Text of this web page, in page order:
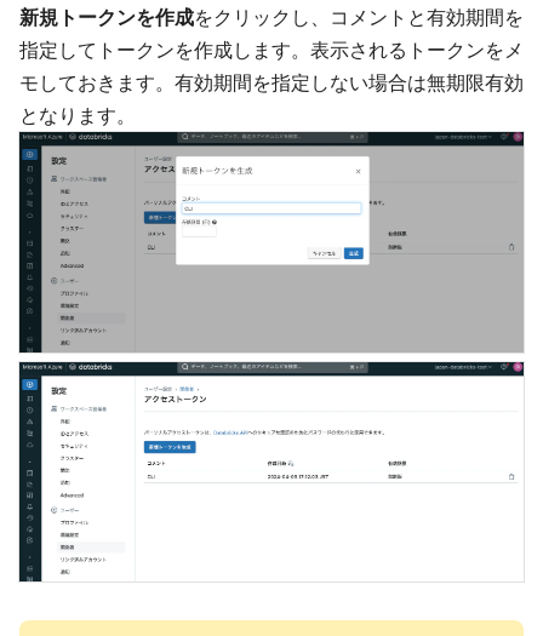
新規トークンを作成をクリックし、コメントと有効期間を
指定してトークンを作成します。表示されるトークンをメ
モしておきます。有効期間を指定しない場合は無期限有効
となります。